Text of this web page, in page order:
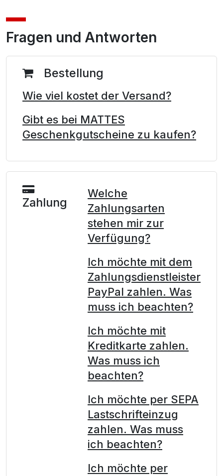
Fragen und Antworten
Bestellung
Wie viel kostet der Versand?
Gibt es bei MATTES
Geschenkgutscheine zu kaufen?
Zahlung
Welche
Zahlungsarten
stehen mir zur
Verfügung?
Ich möchte mit dem
Zahlungsdienstleister
PayPal zahlen. Was
muss ich beachten?
Ich möchte mit
Kreditkarte zahlen.
Was muss ich
beachten?
Ich möchte per SEPA
Lastschrifteinzug
zahlen. Was muss
ich beachten?
Ich möchte per